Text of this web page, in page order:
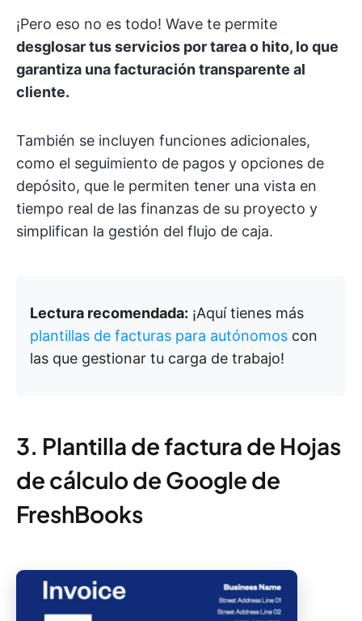
¡Pero eso no es todo! Wave te permite
desglosar tus servicios por tarea o hito, lo que
garantiza una facturación transparente al
cliente.
También se incluyen funciones adicionales,
como el seguimiento de pagos y opciones de
depósito, que le permiten tener una vista en
tiempo real de las finanzas de su proyecto y
simplifican la gestión del flujo de caja.
Lectura recomendada: ¡Aquí tienes más
plantillas de facturas para autónomos con
las que gestionar tu carga de trabajo!
3. Plantilla de factura de Hojas
de cálculo de Google de
FreshBooks